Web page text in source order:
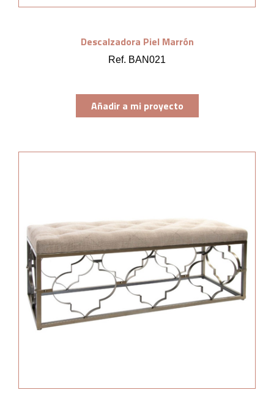
Descalzadora Piel Marrón
Ref. BAN021
Añadir a mi proyecto